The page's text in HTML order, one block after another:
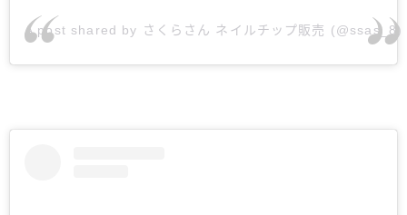
A post shared by さくらさん ネイルチップ販売 (@ssas_8)